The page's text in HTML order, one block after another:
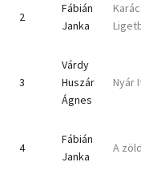
2
Fábián
Janka
3
Várdy
Huszár
Ágnes
Nyár
4
Fábián
Janka
A